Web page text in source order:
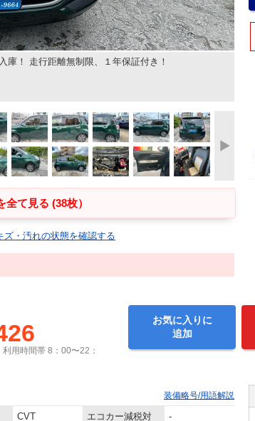
庫！ 走行距離無制限、１年保証付き！
全て見る (38枚）
ズ・汚れの状態を確認する
用時間帯 8：00〜22：
お気に入りに
追加
装備略号/用語解説
CVT
エコカー減税対
-